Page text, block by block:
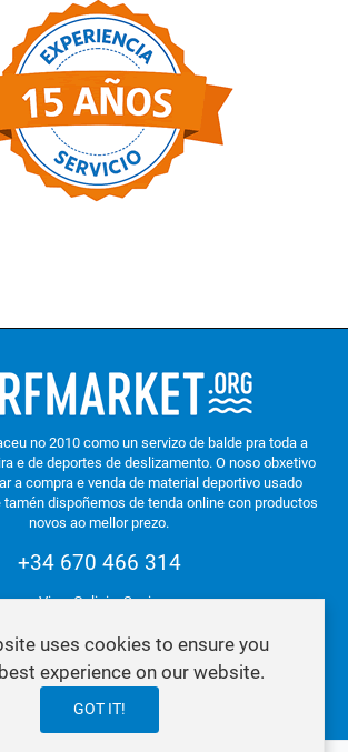
no 2010 como un servizo de balde pra toda a
e de deportes de deslizamento. O noso obxetivo
a compra e venda de material deportivo usado
dispoñemos de tenda online con productos
novos ao mellor prezo.
+34 670 466 314
Vigo. Galicia. Spain
Política de Privacidade e Cookies
uses cookies to ensure you
experience on our website.
GOT IT!